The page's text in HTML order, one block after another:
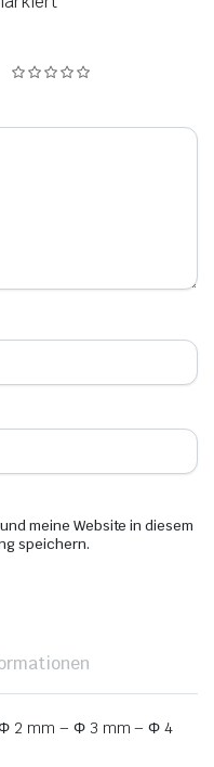
meine Website in diesem
speichern.
2 mm – Φ 3 mm – Φ 4